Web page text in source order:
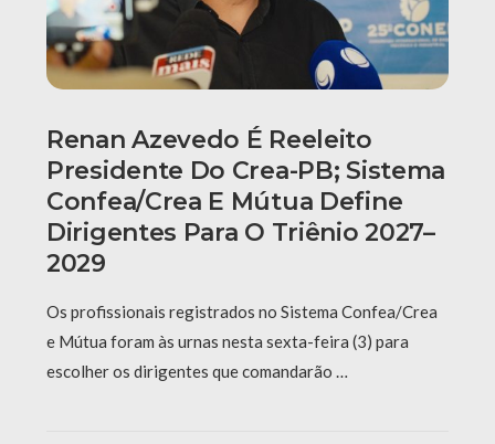
Renan Azevedo É Reeleito
Presidente Do Crea-PB; Sistema
Confea/Crea E Mútua Define
Dirigentes Para O Triênio 2027–
2029
Os profissionais registrados no Sistema Confea/Crea
e Mútua foram às urnas nesta sexta-feira (3) para
escolher os dirigentes que comandarão …